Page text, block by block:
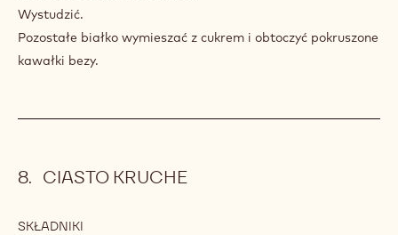
Wystudzić.
Pozostałe białko wymieszać z cukrem i obtoczyć pokruszone
kawałki bezy.
CIASTO KRUCHE
SKŁADNIKI